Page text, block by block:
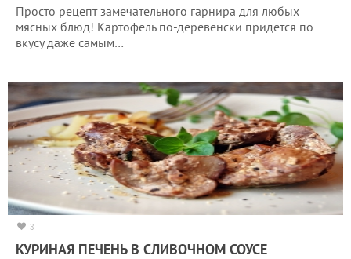
Просто рецепт замечательного гарнира для любых
мясных блюд! Картофель по-деревенски придется по
вкусу даже самым…
3
КУРИНАЯ ПЕЧЕНЬ В СЛИВОЧНОМ СОУСЕ